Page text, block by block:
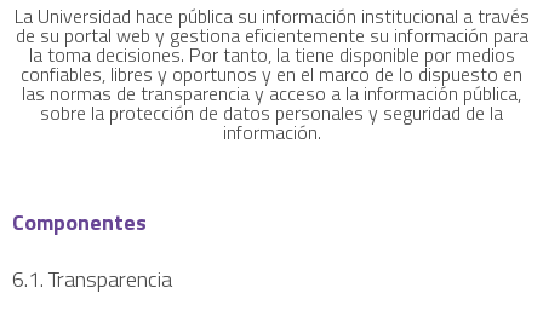
La Universidad hace pública su información institucional a través
de su portal web y gestiona eficientemente su información para
la toma decisiones. Por tanto, la tiene disponible por medios
confiables, libres y oportunos y en el marco de lo dispuesto en
las normas de transparencia y acceso a la información pública,
sobre la protección de datos personales y seguridad de la
información.
Componentes
6.1. Transparencia